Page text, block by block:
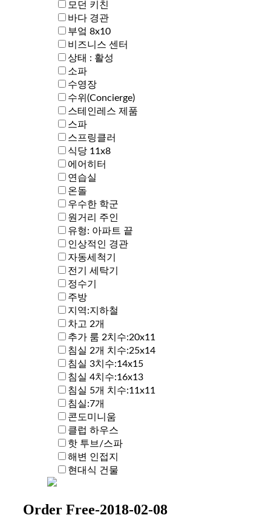
모던 키친
바다 경관
부엌 8x10
비즈니스 센터
상태 : 활성
소파
수영장
수위(Concierge)
스테인레스 제품
스파
스프링클러
식당 11x8
에어히터
연습실
온돌
우수한 학군
원거리 주인
유형: 아파트 끝
인상적인 경관
자동세척기
전기 세탁기
정수기
주방
지역:지하철
차고 2개
추가 룸 2치수:20x11
침실 2개 치수:25x14
침실 3치수:14x15
침실 4치수:16x13
침실 5개 치수:11x11
침실:7개
콘도미니움
클럽 하우스
핫 투브/스파
해변 인접지
현대식 건물
Order Free-2018-02-08